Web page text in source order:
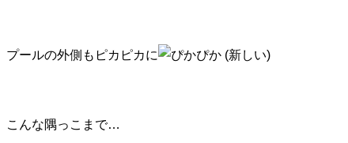
プールの外側もピカピカに
こんな隅っこまで…